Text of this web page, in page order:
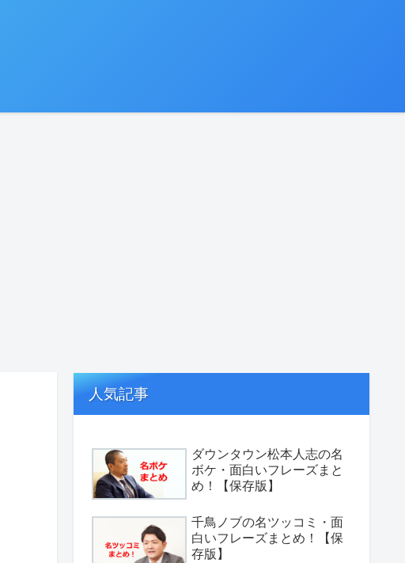
人気記事
ダウンタウン松本人志の名
ボケ・面白いフレーズまと
め！【保存版】
千鳥ノブの名ツッコミ・面
白いフレーズまとめ！【保
存版】